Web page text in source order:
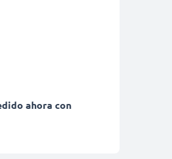
ahora con